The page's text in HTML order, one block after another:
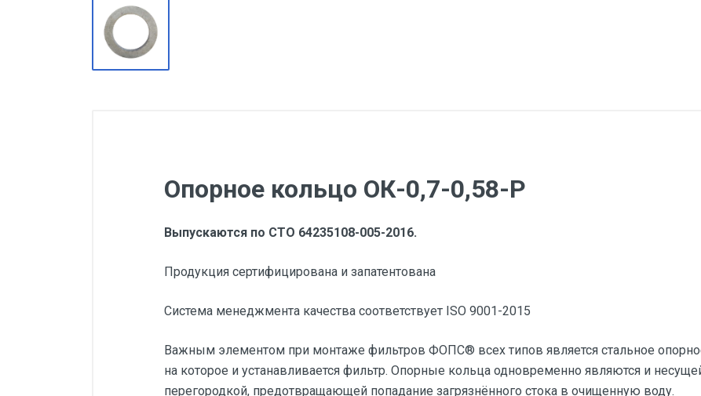
Опорное кольцо ОК-0,7-0,58-Р
Выпускаются по СТО 64235108-005-2016.
Продукция сертифицирована и запатентована
Система менеджмента качества соответствует ISO 9001-2015
Важным элементом при монтаже фильтров ФОПС® всех типов является стальное
на которое и устанавливается фильтр. Опорные кольца одновременно являются и
перегородкой, предотвращающей попадание загрязнённого стока в очищенную воду.